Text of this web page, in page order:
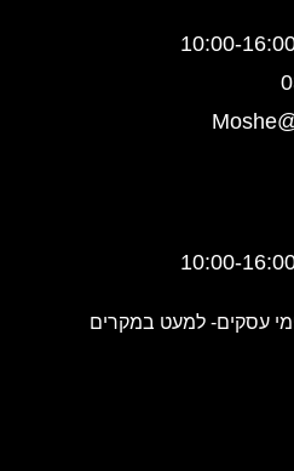
למעט במקרים